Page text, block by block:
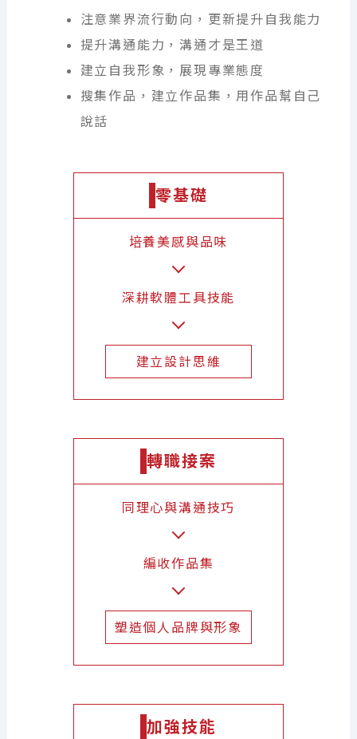
注意業界流行動向，更新提升自我能力
提升溝通能力，溝通才是王道
建立自我形象，展現專業態度
搜集作品，建立作品集，用作品幫自己
說話
零基礎
培養美感與品味
深耕軟體工具技能
建立設計思維
轉職接案
同理心與溝通技巧
編收作品集
塑造個人品牌與形象
加強技能